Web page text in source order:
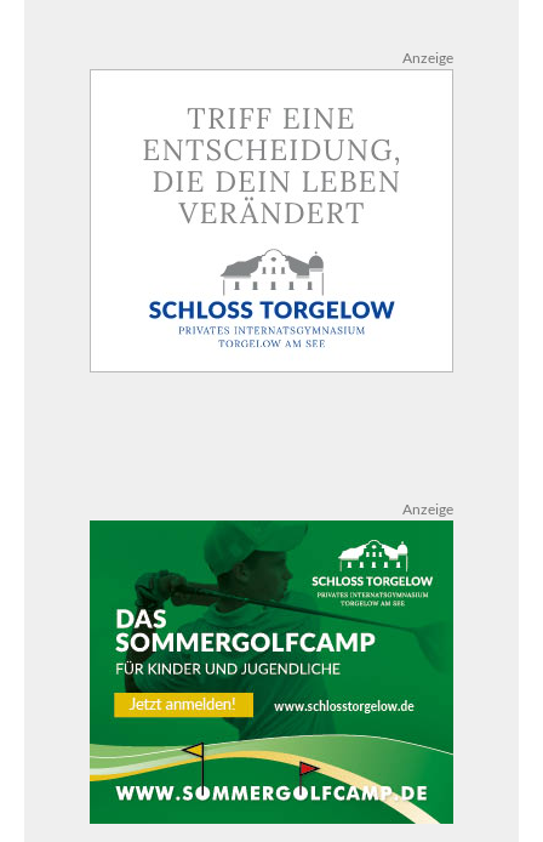
Anzeige
Anzeige